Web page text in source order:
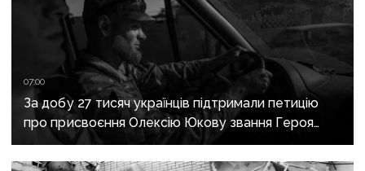
07:00
За добу 27 тисяч українців підтримали петицію
про присвоєння Олексію Юкову звання Героя
України посмертно